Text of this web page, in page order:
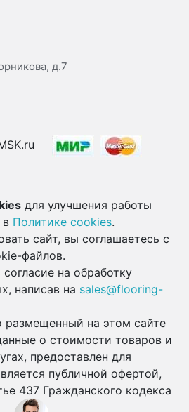
д.7
для улучшения работы
Политике cookies.
сайт, вы соглашаетесь с
файлов.
на обработку
написав на sales@flooring-
размещенный на этом сайте
о стоимости товаров и
предоставлен для
публичной офертой,
437 Гражданского кодекса